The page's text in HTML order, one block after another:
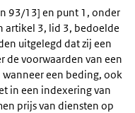
93/13] en punt 1, onder
artikel 3, lid 3, bedoelde
uitgelegd dat zij een
de voorwaarden van een
een beding, ook
in een indexering van
prijs van diensten op